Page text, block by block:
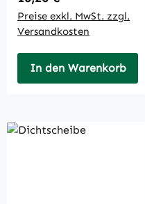
Preise exkl. MwSt. zzgl.
Versandkosten
In den Warenkorb